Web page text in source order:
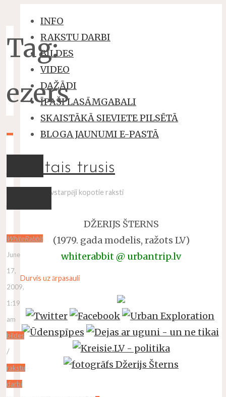
INFO
RAKSTU DARBI
BILDES
VIDEO
DAŽĀDI
ĪPAŠI LASĀMGABALI
SKAISTĀKĀ SIEVIETE PILSĒTĀ
BLOGA JAUNUMI E-PASTĀ
baltais trusis
un viņa savstarpēji kopotie raksti
DŽERIJS ŠTERNS
(1979. gada modelis, ražots LV)
whiterabbit @ urbantrip.lv
Durvis uz ārpasauli
Tag:
ezers
WhiteRabbit
June
17,
2009,
1:19
am
bildes
/
rakstu
darbi